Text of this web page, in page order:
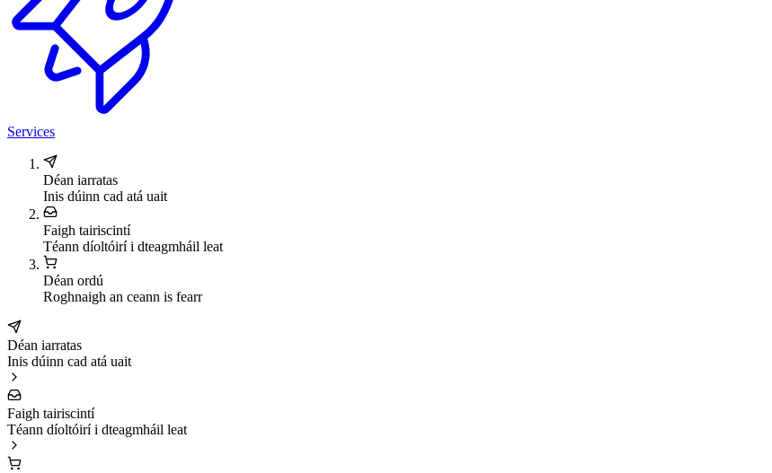
Services
Déan iarratas
Inis dúinn cad atá uait
Faigh tairiscintí
Téann díoltóirí i dteagmháil leat
Déan ordú
Roghnaigh an ceann is fearr
Déan iarratas
Inis dúinn cad atá uait
Faigh tairiscintí
Téann díoltóirí i dteagmháil leat